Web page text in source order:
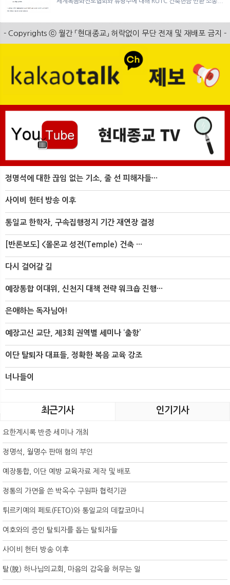
- Copyrights ⓒ 월간 「현대종교」 허락없이 무단 전재 및 재배포 금지 -
정명석에 대한 끊임 없는 기소, 줄 선 피해자들···
사이비 헌터 방송 이후
통일교 한학자, 구속집행정지 기간 재연장 결정
[반론보도] <몰몬교 성전(Temple) 건축 ···
다시 걸어갈 길
예장통합 이대위, 신천지 대책 전략 워크숍 진행···
은애하는 독자님아!
예장고신 교단, 제3회 권역별 세미나 ‘출항’
이단 탈퇴자 대표들, 정확한 복음 교육 강조
너나들이
최근기사 인기기사
요한계시록 반증 세미나 개최
정명석, 월명수 판매 혐의 부인
예장통합, 이단 예방 교육자료 제작 및 배포
정통의 가면을 쓴 박옥수 구원파 협력기관
튀르키예의 페토(FETO)와 통일교의 데칼코마니
여호와의 증인 탈퇴자를 돕는 탈퇴자들
사이비 헌터 방송 이후
탈(脫) 하나님의교회, 마음의 감옥을 허무는 일